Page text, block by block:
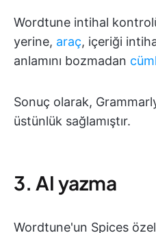
Wordtune intihal
yerine, araç, içeriği
anlamını bozmadan
Sonuç olarak,
üstünlük sağlamıştır.
3. AI yazma
Wordtune'un Spices